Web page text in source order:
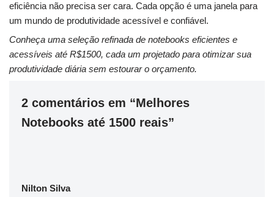
eficiência não precisa ser cara. Cada opção é uma janela para
um mundo de produtividade acessível e confiável.
Conheça uma seleção refinada de notebooks eficientes e
acessíveis até R$1500, cada um projetado para otimizar sua
produtividade diária sem estourar o orçamento.
2 comentários em “Melhores
Notebooks até 1500 reais”
Nilton Silva